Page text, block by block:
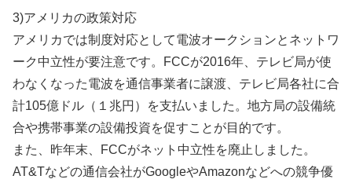
3)アメリカの政策対応
アメリカでは制度対応として電波オークションとネットワ
ーク中立性が要注意です。FCCが2016年、テレビ局が使
わなくなった電波を通信事業者に譲渡、テレビ局各社に合
計105億ドル（１兆円）を支払いました。地方局の設備統
合や携帯事業の設備投資を促すことが目的です。
また、昨年末、FCCがネット中立性を廃止しました。
AT&Tなどの通信会社がGoogleやAmazonなどへの競争優